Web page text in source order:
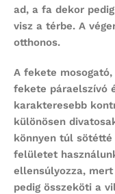
ad, a fa dekor
visz a térbe. A
otthonos.
A fekete
fekete páraelszívó
karakteresebb
különösen
könnyen túl
felületet
ellensúlyozza,
pedig összeköti a